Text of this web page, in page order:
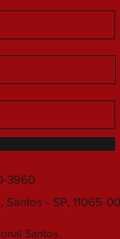
3960
- SP, 11065-
Santos.